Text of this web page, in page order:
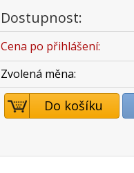
Dostupnost:
Cena po přihlášení:
Zvolená měna:
Do košíku